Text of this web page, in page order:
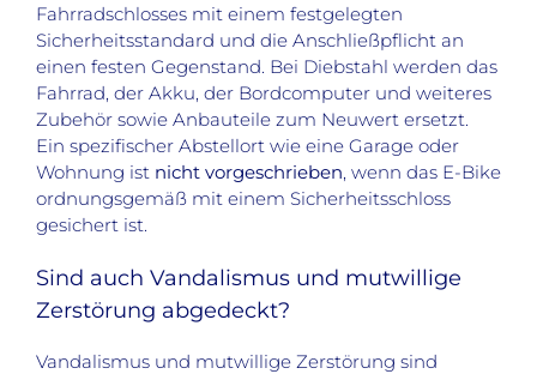
Fahrradschlosses mit einem festgelegten
Sicherheitsstandard und die Anschließpflicht an
einen festen Gegenstand. Bei Diebstahl werden das
Fahrrad, der Akku, der Bordcomputer und weiteres
Zubehör sowie Anbauteile zum Neuwert ersetzt.
Ein spezifischer Abstellort wie eine Garage oder
Wohnung ist nicht vorgeschrieben, wenn das E-Bike
ordnungsgemäß mit einem Sicherheitsschloss
gesichert ist.
Sind auch Vandalismus und mutwillige
Zerstörung abgedeckt?
Vandalismus und mutwillige Zerstörung sind